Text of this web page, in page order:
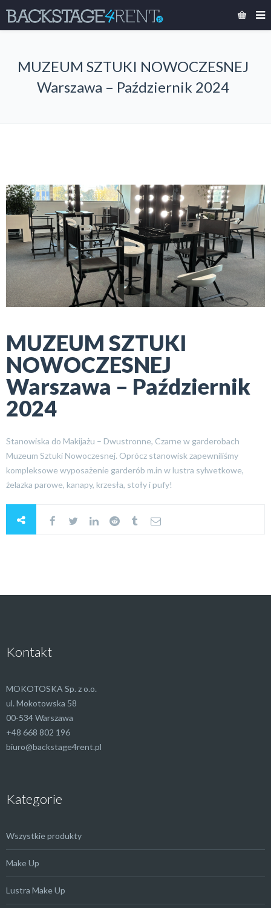
MUZEUM SZTUKI NOWOCZESNEJ
Warszawa – Październik 2024
MUZEUM SZTUKI
NOWOCZESNEJ
Warszawa – Październik
2024
Stanowiska do Makijażu – Dwustronne, Czarne w garderobach
Muzeum Sztuki Nowoczesnej. Oprócz stanowisk zapewniliśmy
kompleksowe wyposażenie garderób m.in w lustra sylwetkowe,
żelazka parowe, kanapy, krzesła, stoły i pufy!
Kontakt
MOKOTOSKA Sp. z o.o.
ul. Mokotowska 58
00-534 Warszawa
+48 668 802 196
biuro@backstage4rent.pl
Kategorie
Wszystkie produkty
Make Up
Lustra Make Up